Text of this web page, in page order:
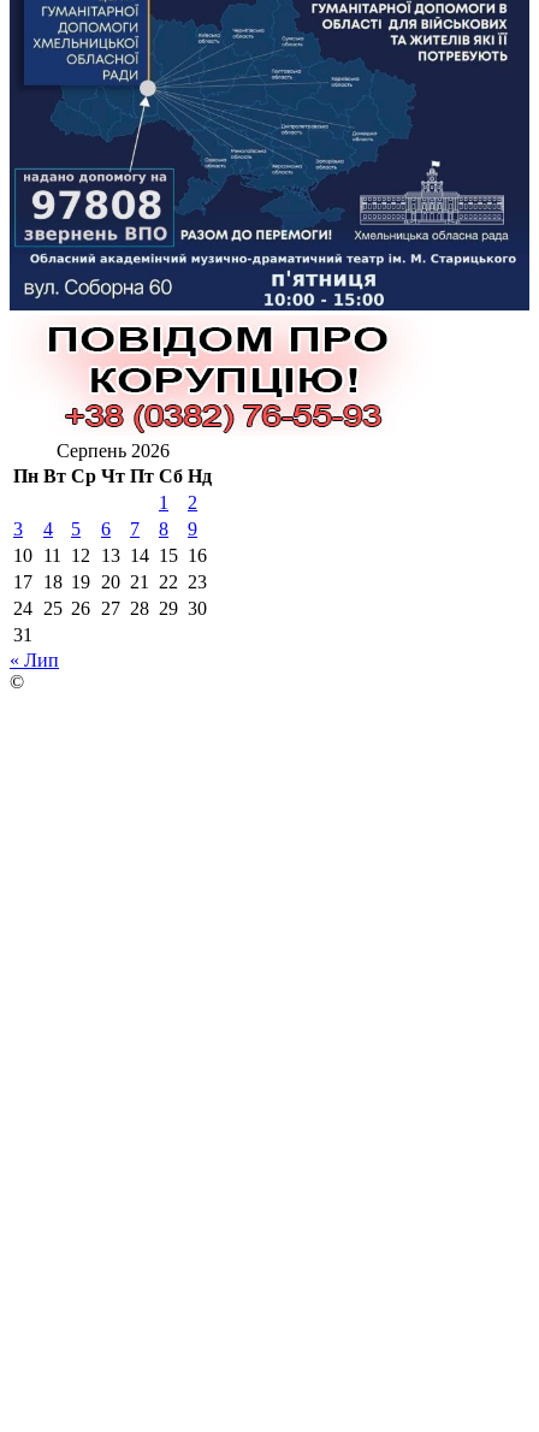
Серпень 2026
Пн Вт Ср Чт Пт Сб Нд
1
2
3
4 5 6 7 8
9
10 11 12 13 14 15 16
17 18 19 20 21 22 23
24 25 26 27 28 29 30
31
« Лип
©